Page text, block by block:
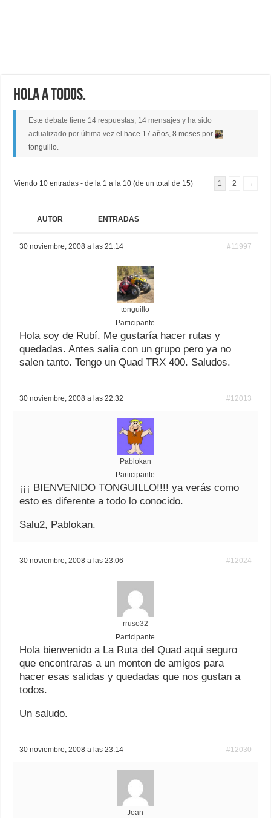
Hola a todos.
Este debate tiene 14 respuestas, 14 mensajes y ha sido
actualizado por última vez el
hace 17 años, 8 mesespor
tonguillo.
Viendo 10 entradas - de la 1 a la 10 (de un total de 15) 1 2 →
AUTOR ENTRADAS
30 noviembre, 2008 a las 21:14 #11997
tonguillo
Participante
Hola soy de Rubí. Me gustaría hacer rutas y
quedadas. Antes salia con un grupo pero ya no
salen tanto. Tengo un Quad TRX 400. Saludos.
30 noviembre, 2008 a las 22:32 #12013
Pablokan
Participante
¡¡¡ BIENVENIDO TONGUILLO!!!! ya verás como
esto es diferente a todo lo conocido.
Salu2, Pablokan.
30 noviembre, 2008 a las 23:06 #12024
rruso32
Participante
Hola bienvenido a La Ruta del Quad aqui seguro
que encontraras a un monton de amigos para
hacer esas salidas y quedadas que nos gustan a
todos.
Un saludo.
30 noviembre, 2008 a las 23:14 #12030
Joan